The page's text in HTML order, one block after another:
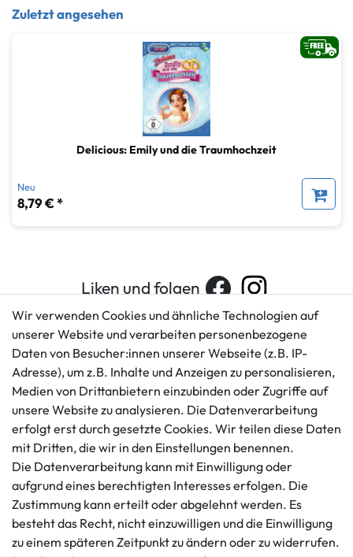
Zuletzt angesehen
Delicious: Emily und die Traumhochzeit
Neu
8,79 € *
Liken und folgen
Kundenservice
+49 421 596586
Mo. - Fr. 9 - 16 Uhr
info@gameworld.de
Kontaktformular
Rechtliches
AGB
Impressum
Datenschutzerklärung
Widerrufs­recht
Vertrag widerrufen
Informationen
Über uns
Zahlungsmöglichkeiten
Wir verwenden Cookies und ähnliche Technologien auf
unserer Website und verarbeiten personenbezogene
Daten von Besucher:innen unserer Webseite (z.B. IP-
Adresse), um z.B. Inhalte und Anzeigen zu personalisieren,
Medien von Drittanbietern einzubinden oder Zugriffe auf
unsere Website zu analysieren. Die Datenverarbeitung
erfolgt erst durch gesetzte Cookies. Wir teilen diese Daten
mit Dritten, die wir in den Einstellungen benennen.
Die Datenverarbeitung kann mit Einwilligung oder
aufgrund eines berechtigten Interesses erfolgen. Die
Zustimmung kann erteilt oder abgelehnt werden. Es
besteht das Recht, nicht einzuwilligen und die Einwilligung
zu einem späteren Zeitpunkt zu ändern oder zu widerrufen.